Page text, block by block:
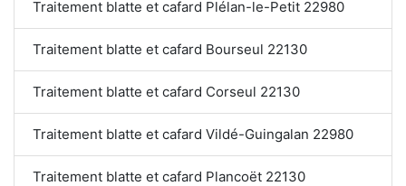
Traitement blatte et cafard Plélan-le-Petit 22980
Traitement blatte et cafard Bourseul 22130
Traitement blatte et cafard Corseul 22130
Traitement blatte et cafard Vildé-Guingalan 22980
Traitement blatte et cafard Plancoët 22130